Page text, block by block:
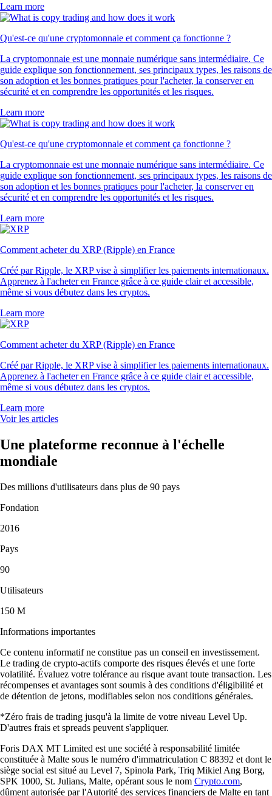
Learn more
Qu'est-ce qu'une cryptomonnaie et comment ça fonctionne ?
La cryptomonnaie est une monnaie numérique sans intermédiaire. Ce
guide explique son fonctionnement, ses principaux types, les raisons de
son adoption et les bonnes pratiques pour l'acheter, la conserver en
sécurité et en comprendre les opportunités et les risques.
Learn more
Qu'est-ce qu'une cryptomonnaie et comment ça fonctionne ?
La cryptomonnaie est une monnaie numérique sans intermédiaire. Ce
guide explique son fonctionnement, ses principaux types, les raisons de
son adoption et les bonnes pratiques pour l'acheter, la conserver en
sécurité et en comprendre les opportunités et les risques.
Learn more
Comment acheter du XRP (Ripple) en France
Créé par Ripple, le XRP vise à simplifier les paiements internationaux.
Apprenez à l'acheter en France grâce à ce guide clair et accessible,
même si vous débutez dans les cryptos.
Learn more
Comment acheter du XRP (Ripple) en France
Créé par Ripple, le XRP vise à simplifier les paiements internationaux.
Apprenez à l'acheter en France grâce à ce guide clair et accessible,
même si vous débutez dans les cryptos.
Learn more
Voir les articles
Une plateforme reconnue à l'échelle
mondiale
Des millions d'utilisateurs dans plus de 90 pays
Fondation
2016
Pays
90
Utilisateurs
150 M
Informations importantes
Ce contenu informatif ne constitue pas un conseil en investissement.
Le trading de crypto-actifs comporte des risques élevés et une forte
volatilité. Évaluez votre tolérance au risque avant toute transaction. Les
récompenses et avantages sont soumis à des conditions d'éligibilité et
de détention de jetons, modifiables selon nos conditions générales.
*Zéro frais de trading jusqu'à la limite de votre niveau Level Up.
D'autres frais et spreads peuvent s'appliquer.
Foris DAX MT Limited est une société à responsabilité limitée
constituée à Malte sous le numéro d'immatriculation C 88392 et dont le
siège social est situé au Level 7, Spinola Park, Triq Mikiel Ang Borg,
SPK 1000, St. Julians, Malte, opérant sous le nom Crypto.com,
dûment autorisée par l'Autorité des services financiers de Malte en tant